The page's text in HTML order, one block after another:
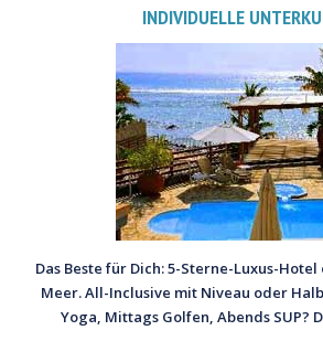
INDIVIDUELLE
Das Beste für Dich: 5-Sterne-Luxus-
Meer. All-Inclusive mit Niveau oder
Yoga, Mittags Golfen, Abends SUP?